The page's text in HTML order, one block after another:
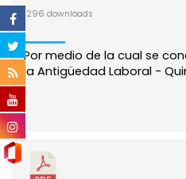
1296 downloads
Por medio de la cual se
la Antigüedad Laboral -